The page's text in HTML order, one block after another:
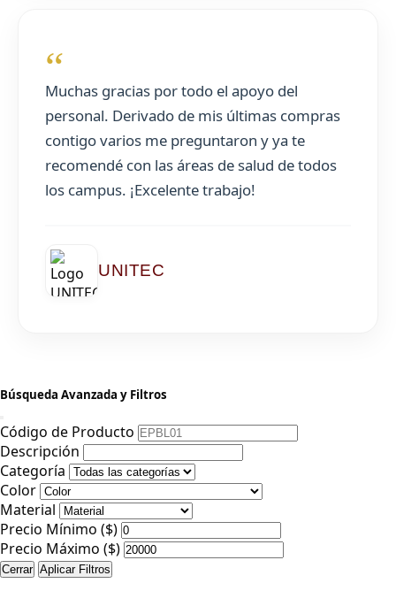
“
Muchas gracias por todo el apoyo del
personal. Derivado de mis últimas compras
contigo varios me preguntaron y ya te
recomendé con las áreas de salud de todos
los campus. ¡Excelente trabajo!
UNITEC
Búsqueda Avanzada y Filtros
Código de Producto
Descripción
Categoría
Color
Material
Precio Mínimo ($)
Precio Máximo ($)
Cerrar Aplicar Filtros